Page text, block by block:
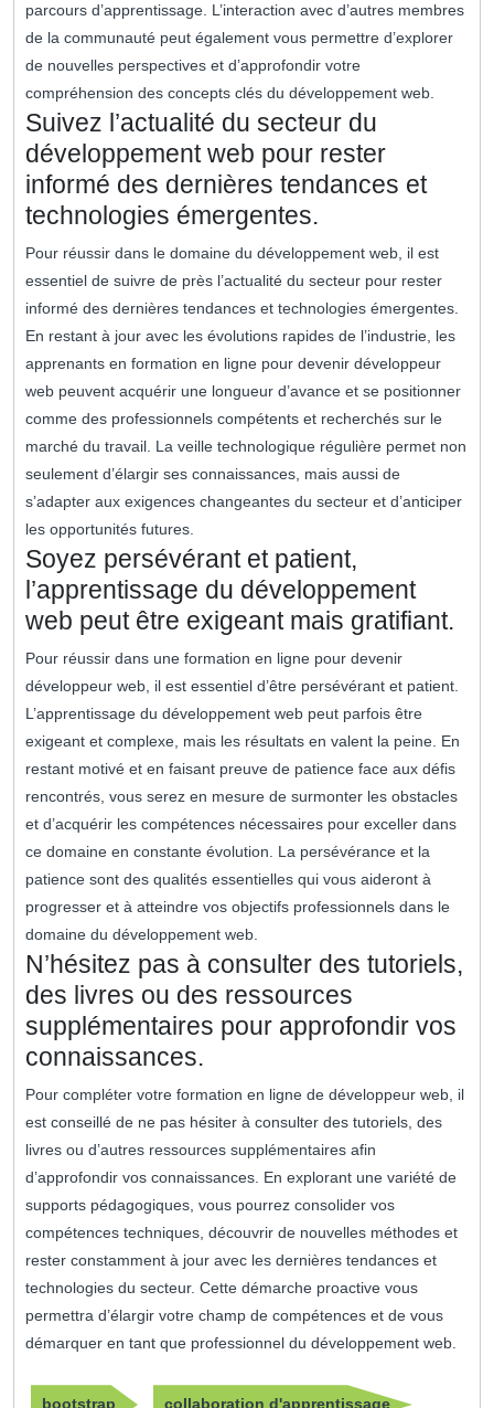
parcours d’apprentissage. L’interaction avec d’autres membres
de la communauté peut également vous permettre d’explorer
de nouvelles perspectives et d’approfondir votre
compréhension des concepts clés du développement web.
Suivez l’actualité du secteur du
développement web pour rester
informé des dernières tendances et
technologies émergentes.
Pour réussir dans le domaine du développement web, il est
essentiel de suivre de près l’actualité du secteur pour rester
informé des dernières tendances et technologies émergentes.
En restant à jour avec les évolutions rapides de l’industrie, les
apprenants en formation en ligne pour devenir développeur
web peuvent acquérir une longueur d’avance et se positionner
comme des professionnels compétents et recherchés sur le
marché du travail. La veille technologique régulière permet non
seulement d’élargir ses connaissances, mais aussi de
s’adapter aux exigences changeantes du secteur et d’anticiper
les opportunités futures.
Soyez persévérant et patient,
l’apprentissage du développement
web peut être exigeant mais gratifiant.
Pour réussir dans une formation en ligne pour devenir
développeur web, il est essentiel d’être persévérant et patient.
L’apprentissage du développement web peut parfois être
exigeant et complexe, mais les résultats en valent la peine. En
restant motivé et en faisant preuve de patience face aux défis
rencontrés, vous serez en mesure de surmonter les obstacles
et d’acquérir les compétences nécessaires pour exceller dans
ce domaine en constante évolution. La persévérance et la
patience sont des qualités essentielles qui vous aideront à
progresser et à atteindre vos objectifs professionnels dans le
domaine du développement web.
N’hésitez pas à consulter des tutoriels,
des livres ou des ressources
supplémentaires pour approfondir vos
connaissances.
Pour compléter votre formation en ligne de développeur web, il
est conseillé de ne pas hésiter à consulter des tutoriels, des
livres ou d’autres ressources supplémentaires afin
d’approfondir vos connaissances. En explorant une variété de
supports pédagogiques, vous pourrez consolider vos
compétences techniques, découvrir de nouvelles méthodes et
rester constamment à jour avec les dernières tendances et
technologies du secteur. Cette démarche proactive vous
permettra d’élargir votre champ de compétences et de vous
démarquer en tant que professionnel du développement web.
bootstrap collaboration d'apprentissage